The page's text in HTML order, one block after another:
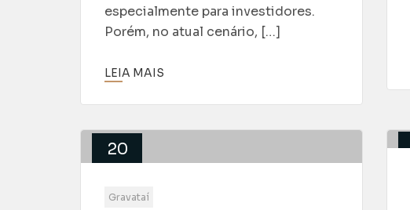
especialmente para investidores.
Porém, no atual cenário, […]
LEIA MAIS
20
Gravataí